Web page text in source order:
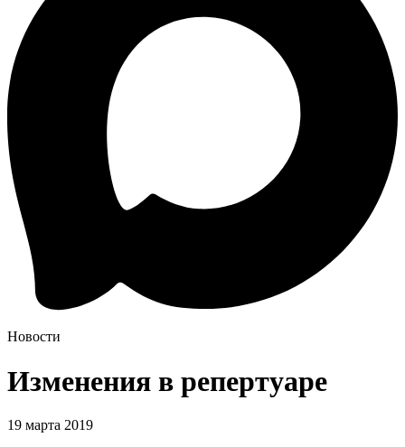
Новости
Изменения в репертуаре
19 марта 2019